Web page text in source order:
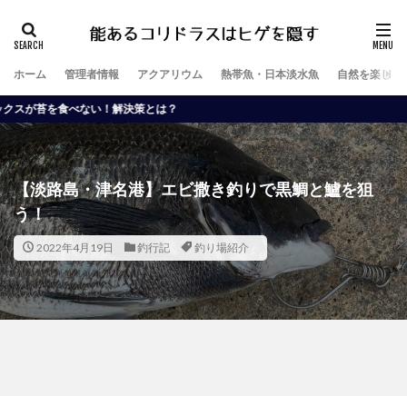
ホーム 管理者情報 アクアリウム 熱帯魚・日本淡水魚 自然を楽しむ
解決策とは？
【淡路島・津名港】エビ撒き釣りで黒鯛と鱸を狙
う！
2022年4月19日 釣行記 釣り場紹介